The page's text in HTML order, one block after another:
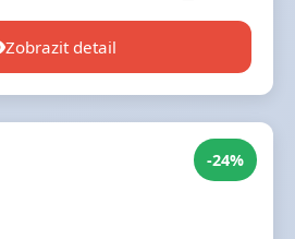
Zobrazit detail
-24%